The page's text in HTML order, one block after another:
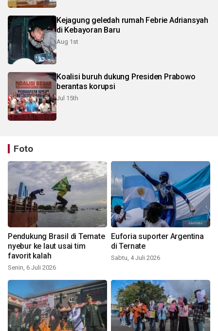
Kejagung geledah rumah Febrie Adriansyah
di Kebayoran Baru
Aug 1st
Koalisi buruh dukung Presiden Prabowo
berantas korupsi
Jul 15th
Foto
Pendukung Brasil di Ternate
nyebur ke laut usai tim
favorit kalah
Senin, 6 Juli 2026
Euforia suporter Argentina
di Ternate
Sabtu, 4 Juli 2026